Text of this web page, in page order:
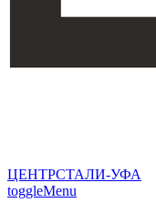
ЦЕНТРСТАЛИ-УФА
toggleMenu